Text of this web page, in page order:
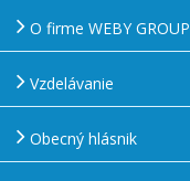
O firme WEBY GROUP
Vzdelávanie
Obecný hlásnik